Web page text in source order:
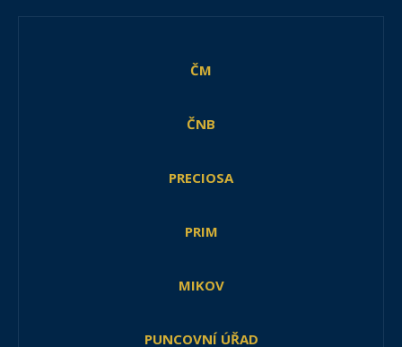
ČM
ČNB
PRECIOSA
PRIM
MIKOV
PUNCOVNÍ ÚŘAD